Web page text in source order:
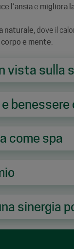
l’ansia e migliora
naturale , dove il
e mente
vista sulla
e
come spa
sinergia